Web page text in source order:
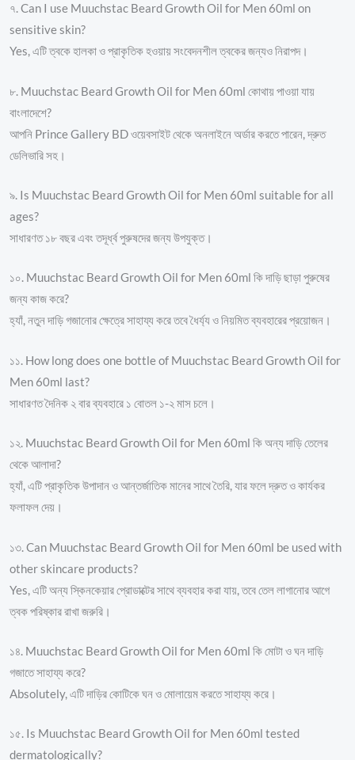
৭. Can I use Muuchstac Beard Growth Oil for Men 60ml on
sensitive skin?
Yes, এটি ত্বকে হালকা ও প্রাকৃতিক হওয়ায় সংবেদনশীল ত্বকের জন্যও নিরাপদ।
৮. Muuchstac Beard Growth Oil for Men 60ml কোথায় পাওয়া যায়
বাংলাদেশে?
আপনি Prince Gallery BD ওয়েবসাইট থেকে অনলাইনে অর্ডার করতে পারেন, দ্রুত
ডেলিভারি সহ।
৯. Is Muuchstac Beard Growth Oil for Men 60ml suitable for all
ages?
সাধারণত ১৮ বছর এবং তদূর্ধ্ব পুরুষদের জন্য উপযুক্ত।
১০. Muuchstac Beard Growth Oil for Men 60ml কি দাড়ি ছাড়া পুরুষের
জন্য কাজ করে?
হ্যাঁ, নতুন দাড়ি গজানোর ক্ষেত্রে সাহায্য করে তবে ধৈর্য্য ও নিয়মিত ব্যবহারের প্রয়োজন।
১১. How long does one bottle of Muuchstac Beard Growth Oil for
Men 60ml last?
সাধারণত দৈনিক ২ বার ব্যবহারে ১ বোতল ১-২ মাস চলে।
১২. Muuchstac Beard Growth Oil for Men 60ml কি অন্য দাড়ি তেলের
থেকে আলাদা?
হ্যাঁ, এটি প্রাকৃতিক উপাদান ও আন্তর্জাতিক মানের সাথে তৈরি, যার ফলে দ্রুত ও কার্যকর
ফলাফল দেয়।
১৩. Can Muuchstac Beard Growth Oil for Men 60ml be used with
other skincare products?
Yes, এটি অন্য স্কিনকেয়ার প্রোডাক্টের সাথে ব্যবহার করা যায়, তবে তেল লাগানোর আগে
ত্বক পরিষ্কার রাখা জরুরি।
১৪. Muuchstac Beard Growth Oil for Men 60ml কি মোটা ও ঘন দাড়ি
গজাতে সাহায্য করে?
Absolutely, এটি দাড়ির কোটিকে ঘন ও মোলায়েম করতে সাহায্য করে।
১৫. Is Muuchstac Beard Growth Oil for Men 60ml tested
dermatologically?